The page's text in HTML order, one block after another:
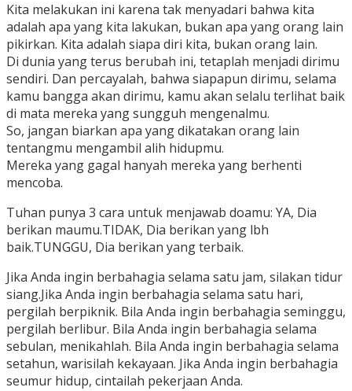
Kita melakukan ini karena tak menyadari bahwa kita
adalah apa yang kita lakukan, bukan apa yang orang lain
pikirkan. Kita adalah siapa diri kita, bukan orang lain.
Di dunia yang terus berubah ini, tetaplah menjadi dirimu
sendiri. Dan percayalah, bahwa siapapun dirimu, selama
kamu bangga akan dirimu, kamu akan selalu terlihat baik
di mata mereka yang sungguh mengenalmu.
So, jangan biarkan apa yang dikatakan orang lain
tentangmu mengambil alih hidupmu.
Mereka yang gagal hanyah mereka yang berhenti
mencoba.
Tuhan punya 3 cara untuk menjawab doamu: YA, Dia
berikan maumu.TIDAK, Dia berikan yang lbh
baik.TUNGGU, Dia berikan yang terbaik.
Jika Anda ingin berbahagia selama satu jam, silakan tidur
siang.Jika Anda ingin berbahagia selama satu hari,
pergilah berpiknik. Bila Anda ingin berbahagia seminggu,
pergilah berlibur. Bila Anda ingin berbahagia selama
sebulan, menikahlah. Bila Anda ingin berbahagia selama
setahun, warisilah kekayaan. Jika Anda ingin berbahagia
seumur hidup, cintailah pekerjaan Anda.